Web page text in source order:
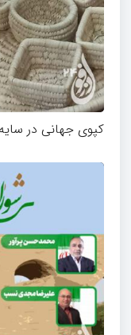
کپوی جهانی در